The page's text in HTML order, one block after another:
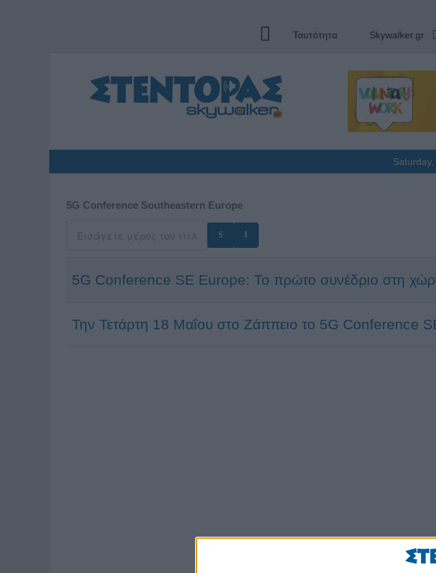
Ταυτότητα Skywalker.gr
5G Conference Southeastern Europe
5G Conference SΕ Europe: Το πρώτο συνέδριο στη χώρα
Την Τετάρτη 18 Μαΐου στο Ζάππειο το 5G Conference